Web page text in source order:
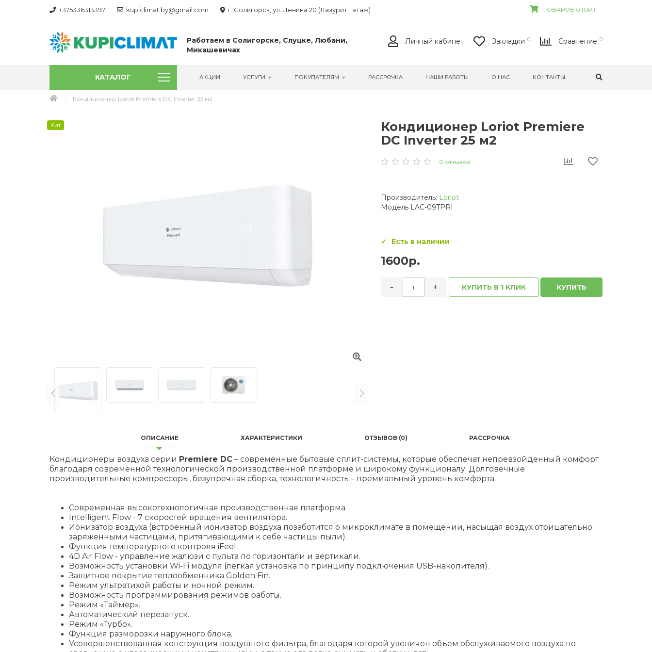
+375336313397 kupiclimat.by@gmail.com г. Солигорск, ул. Ленина 20 (Лазурит 1 этаж) ТОВАРОВ 0 (0Р.)
Работаем в Солигорске, Слуцке, Любани,
Микашевичах
Личный кабинет Закладки 0 Сравнение 0
КАТАЛОГ АКЦИИ УСЛУГИ ПОКУПАТЕЛЯМ РАССРОЧКА НАШИ РАБОТЫ О НАС КОНТАКТЫ
Кондиционер Loriot Premiere DC Inverter 25 м2
Хит
Кондиционер Loriot Premiere
DC Inverter 25 м2
0 отзывов
Производитель: Loriot
Модель LAC-09TPRI
Есть в наличии
1600р.
- + КУПИТЬ В 1 КЛИК КУПИТЬ
ОПИСАНИЕ ХАРАКТЕРИСТИКИ ОТЗЫВОВ (0) РАССРОЧКА
Кондиционеры воздуха серии Premiere DC – современные бытовые сплит-системы, которые обеспечат непревзойденный комфорт
благодаря современной технологической производственной платформе и широкому функционалу. Долговечные
производительные компрессоры, безупречная сборка, технологичность – премиальный уровень комфорта.
Современная высокотехнологичная производственная платформа.
Intelligent Flow - 7 скоростей вращения вентилятора.
Ионизатор воздуха (встроенный ионизатор воздуха позаботится о микроклимате в помещении, насыщая воздух отрицательно
заряженными частицами, притягивающими к себе частицы пыли).
Функция температурного контроля iFeel.
4D Air Flow - управление жалюзи с пульта по горизонтали и вертикали.
Возможность установки Wi-Fi модуля (лёгкая установка по принципу подключения USB-накопителя).
Защитное покрытие теплообменника Golden Fin.
Режим ультратихой работы и ночной режим.
Возможность программирования режимов работы.
Режим «Таймер».
Автоматический перезапуск.
Режим «Турбо».
Функция разморозки наружного блока.
Усовершенствованная конструкция воздушного фильтра, благодаря которой увеличен объем обслуживаемого воздуха по